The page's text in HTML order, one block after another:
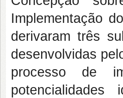
Implementação
derivaram três
desenvolvidas
processo de
potencialidades